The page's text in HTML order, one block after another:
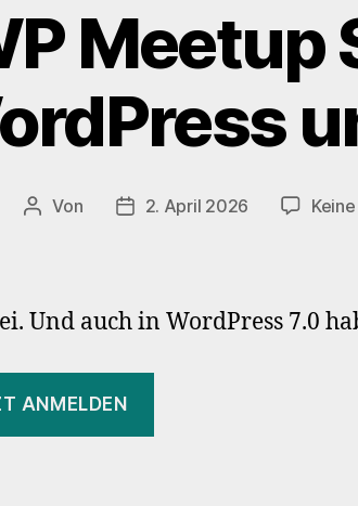
Meetup
Beitragsautor
Von Veröffentlichungsdatum
2. April 2026
Und auch in WordPress 7.0
ANMELDEN